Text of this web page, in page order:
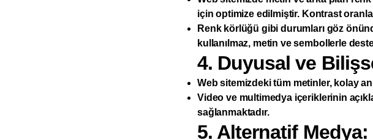
için optimize edilmiştir. Kontrast
Renk körlüğü gibi durumları göz
kullanılmaz, metin ve sembollerle
4. Duyusal ve
Web sitemizdeki tüm metinler, kolay
Video ve multimedya içeriklerinin
sağlanmaktadır.
5. Alternatif Medya: